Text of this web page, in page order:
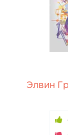
Элвин